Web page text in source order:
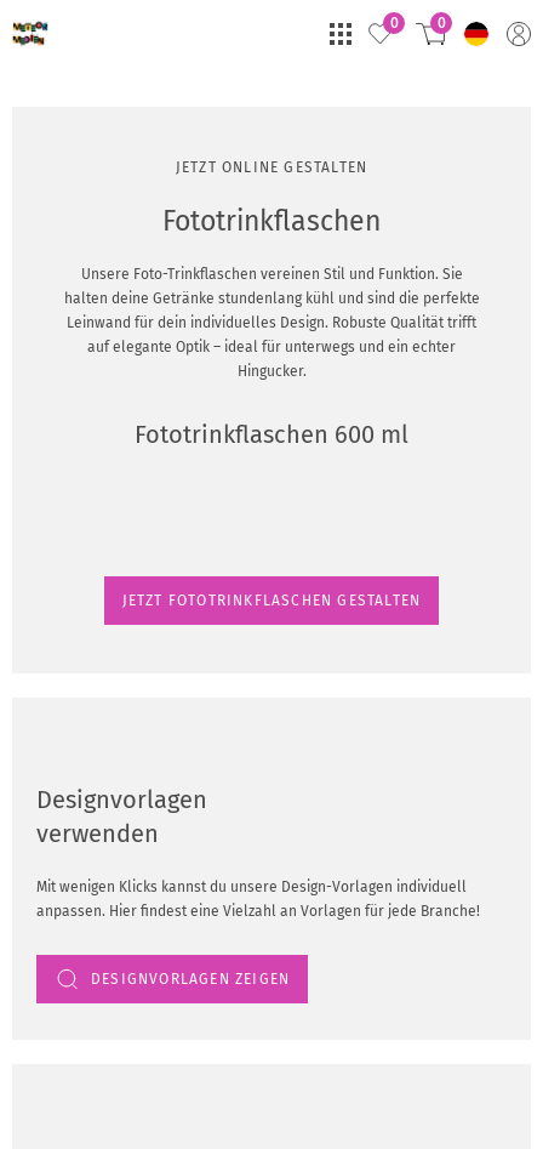
0 0
JETZT ONLINE GESTALTEN
Fototrinkflaschen
Unsere Foto-Trinkflaschen vereinen Stil und Funktion. Sie
halten deine Getränke stundenlang kühl und sind die perfekte
Leinwand für dein individuelles Design. Robuste Qualität trifft
auf elegante Optik – ideal für unterwegs und ein echter
Hingucker.
Fototrinkflaschen 600 ml
JETZT FOTOTRINKFLASCHEN GESTALTEN
Designvorlagen
verwenden
Mit wenigen Klicks kannst du unsere Design-Vorlagen individuell
anpassen. Hier findest eine Vielzahl an Vorlagen für jede Branche!
DESIGNVORLAGEN ZEIGEN